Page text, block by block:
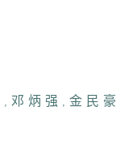
, 邓炳强 , 金民豪